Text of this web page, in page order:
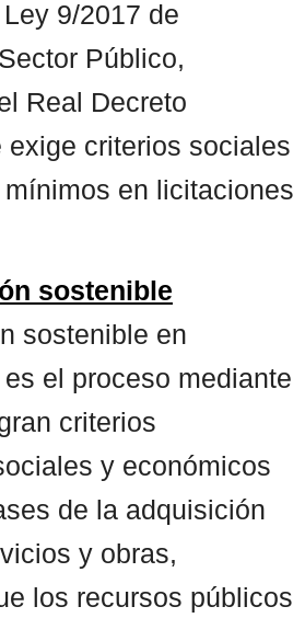
9/2017 de
Público,
Real Decreto
exige criterios sociales
en licitaciones
sostenible
sostenible en
el proceso mediante
criterios
y económicos
de la adquisición
y obras,
los recursos públicos